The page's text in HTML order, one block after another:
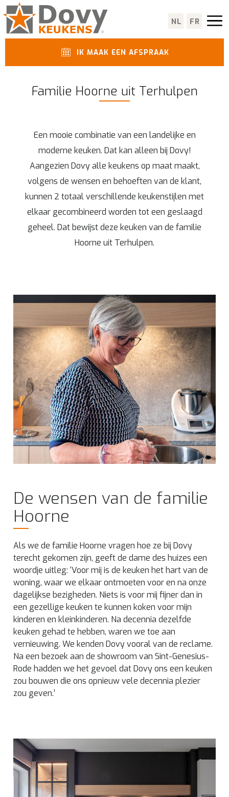
NL FR
IK MAAK EEN AFSPRAAK
Familie Hoorne uit Terhulpen
Een mooie combinatie van een landelijke en
moderne keuken. Dat kan alleen bij Dovy!
Aangezien Dovy alle keukens op maat maakt,
volgens de wensen en behoeften van de klant,
kunnen 2 totaal verschillende keukenstijlen met
elkaar gecombineerd worden tot een geslaagd
geheel. Dat bewijst deze keuken van de familie
Hoorne uit Terhulpen.
De wensen van de familie
Hoorne
Als we de familie Hoorne vragen hoe ze bij Dovy
terecht gekomen zijn, geeft de dame des huizes een
woordje uitleg: ‘Voor mij is de keuken het hart van de
woning, waar we elkaar ontmoeten voor en na onze
dagelijkse bezigheden. Niets is voor mij fijner dan in
een gezellige keuken te kunnen koken voor mijn
kinderen en kleinkinderen. Na decennia dezelfde
keuken gehad te hebben, waren we toe aan
vernieuwing. We kenden Dovy vooral van de reclame.
Na een bezoek aan de showroom van Sint-Genesius-
Rode hadden we het gevoel dat Dovy ons een keuken
zou bouwen die ons opnieuw vele decennia plezier
zou geven.’